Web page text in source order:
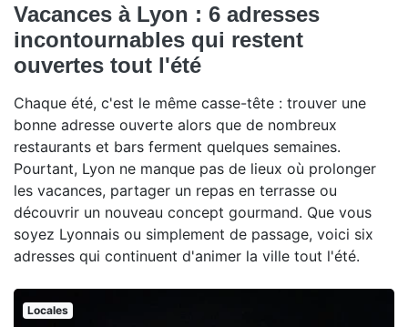
Vacances à Lyon : 6 adresses
incontournables qui restent
ouvertes tout l'été
Chaque été, c'est le même casse-tête : trouver une
bonne adresse ouverte alors que de nombreux
restaurants et bars ferment quelques semaines.
Pourtant, Lyon ne manque pas de lieux où prolonger
les vacances, partager un repas en terrasse ou
découvrir un nouveau concept gourmand. Que vous
soyez Lyonnais ou simplement de passage, voici six
adresses qui continuent d'animer la ville tout l'été.
Locales